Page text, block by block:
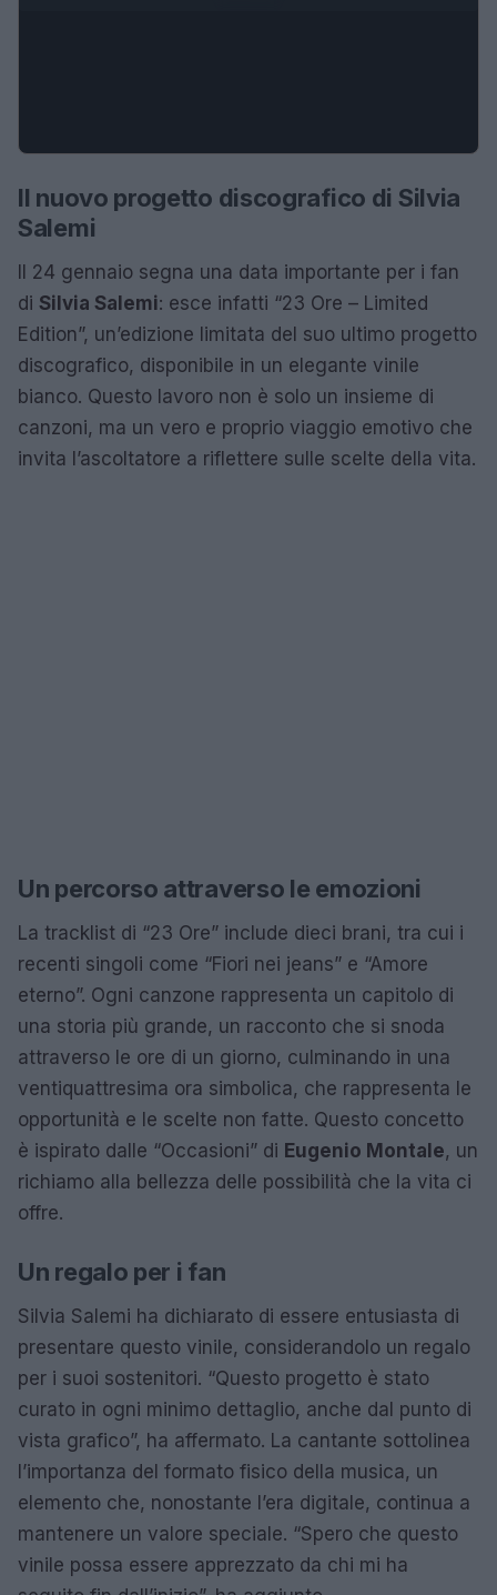
Il nuovo progetto discografico di Silvia
Salemi
Il 24 gennaio segna una data importante per i fan
di Silvia Salemi: esce infatti “23 Ore – Limited
Edition”, un’edizione limitata del suo ultimo progetto
discografico, disponibile in un elegante vinile
bianco. Questo lavoro non è solo un insieme di
canzoni, ma un vero e proprio viaggio emotivo che
invita l’ascoltatore a riflettere sulle scelte della vita.
Un percorso attraverso le emozioni
La tracklist di “23 Ore” include dieci brani, tra cui i
recenti singoli come “Fiori nei jeans” e “Amore
eterno”. Ogni canzone rappresenta un capitolo di
una storia più grande, un racconto che si snoda
attraverso le ore di un giorno, culminando in una
ventiquattresima ora simbolica, che rappresenta le
opportunità e le scelte non fatte. Questo concetto
è ispirato dalle “Occasioni” di Eugenio Montale, un
richiamo alla bellezza delle possibilità che la vita ci
offre.
Un regalo per i fan
Silvia Salemi ha dichiarato di essere entusiasta di
presentare questo vinile, considerandolo un regalo
per i suoi sostenitori. “Questo progetto è stato
curato in ogni minimo dettaglio, anche dal punto di
vista grafico”, ha affermato. La cantante sottolinea
l’importanza del formato fisico della musica, un
elemento che, nonostante l’era digitale, continua a
mantenere un valore speciale. “Spero che questo
vinile possa essere apprezzato da chi mi ha